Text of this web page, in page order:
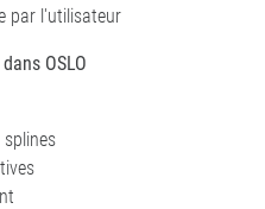
par l'utilisateur
OSLO
splines